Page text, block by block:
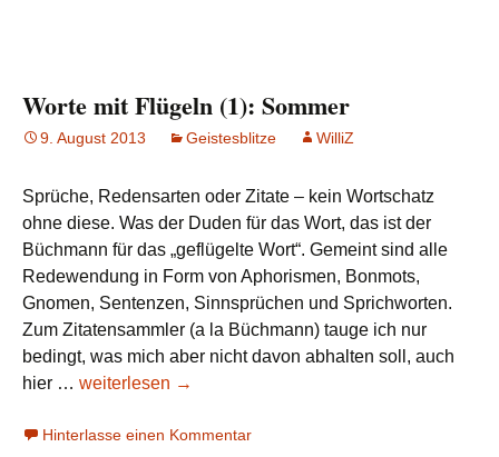
Weile
Worte mit Flügeln (1): Sommer
9. August 2013 Geistesblitze WilliZ
Sprüche, Redensarten oder Zitate – kein Wortschatz
ohne diese. Was der Duden für das Wort, das ist der
Büchmann für das „geflügelte Wort“. Gemeint sind alle
Redewendung in Form von Aphorismen, Bonmots,
Gnomen, Sentenzen, Sinnsprüchen und Sprichworten.
Zum Zitatensammler (a la Büchmann) tauge ich nur
bedingt, was mich aber nicht davon abhalten soll, auch
hier … Worte
Flügeln
weiterlesen →
Hinterlasse einen Kommentar